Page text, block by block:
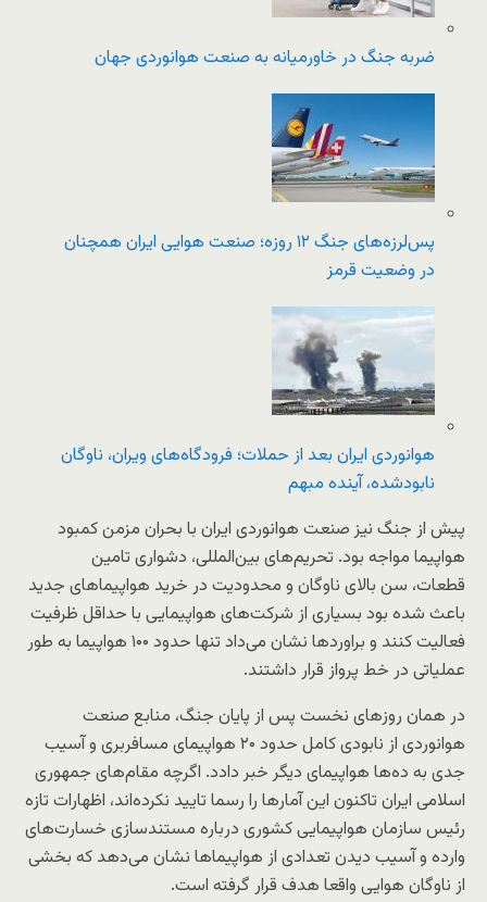
ضربه جنگ در خاورمیانه به صنعت هوانوردی جهان
پس‌لرزه‌های جنگ ۱۲ روزه؛ صنعت هوایی ایران همچنان
در وضعیت قرمز
هوانوردی ایران بعد از حملات؛ فرودگاه‌های ویران، ناوگان
نابودشده، آینده مبهم
پیش از جنگ نیز صنعت هوانوردی ایران با بحران مزمن کمبود
هواپیما مواجه بود. تحریم‌های بین‌المللی، دشواری تامین
قطعات، سن بالای ناوگان و محدودیت در خرید هواپیماهای جدید
باعث شده بود بسیاری از شرکت‌های هواپیمایی با حداقل ظرفیت
فعالیت کنند و براوردها نشان می‌داد تنها حدود ۱۰۰ هواپیما به طور
عملیاتی در خط پرواز قرار داشتند.
در همان روزهای نخست پس از پایان جنگ، منابع صنعت
هوانوردی از نابودی کامل حدود ۲۰ هواپیمای مسافربری و آسیب
جدی به ده‌ها هواپیمای دیگر خبر دادد. اگرچه مقام‌های جمهوری
اسلامی ایران تاکنون این آمارها را رسما تایید نکرده‌اند، اظهارات تازه
رئیس سازمان هواپیمایی کشوری درباره مستندسازی خسارت‌های
وارده و آسیب دیدن تعدادی از هواپیماها نشان می‌دهد که بخشی
از ناوگان هوایی واقعا هدف قرار گرفته است.